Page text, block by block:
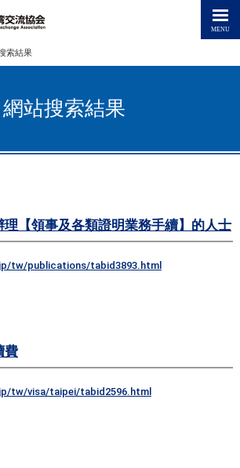
索結果
網站搜索結果
理【領事及各類證明業務手續】的人士
tw/publications/tabid3893.html
費
tw/visa/taipei/tabid2596.html